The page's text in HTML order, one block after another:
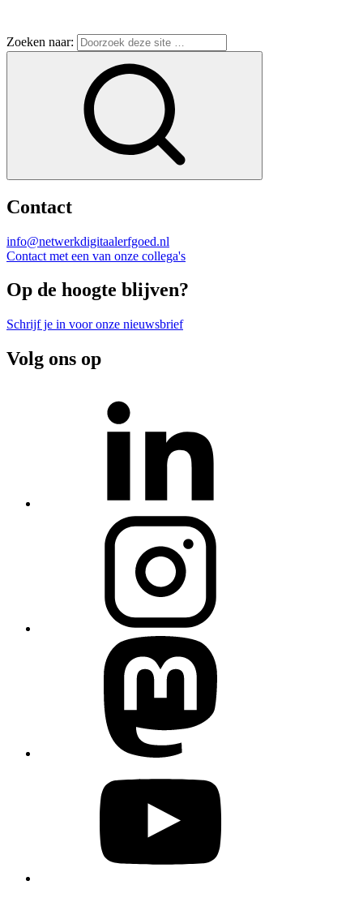
Zoeken naar:
Contact
info@netwerkdigitaalerfgoed.nl
Contact met een van onze collega's
Op de hoogte blijven?
Schrijf je in voor onze nieuwsbrief
Volg ons op